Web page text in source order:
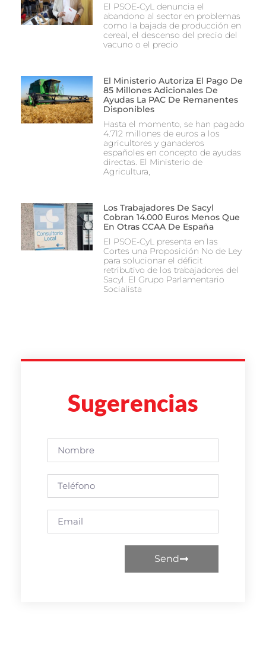
El PSOE-CyL denuncia el
abandono al sector en problemas
como la bajada de producción en
cereal, el descenso del precio del
vacuno o el precio
El Ministerio Autoriza El Pago De
85 Millones Adicionales De
Ayudas La PAC De Remanentes
Disponibles
Hasta el momento, se han pagado
4.712 millones de euros a los
agricultores y ganaderos
españoles en concepto de ayudas
directas. El Ministerio de
Agricultura,
Los Trabajadores De Sacyl
Cobran 14.000 Euros Menos Que
En Otras CCAA De España
El PSOE-CyL presenta en las
Cortes una Proposición No de Ley
para solucionar el déficit
retributivo de los trabajadores del
Sacyl. El Grupo Parlamentario
Socialista
Sugerencias
Send